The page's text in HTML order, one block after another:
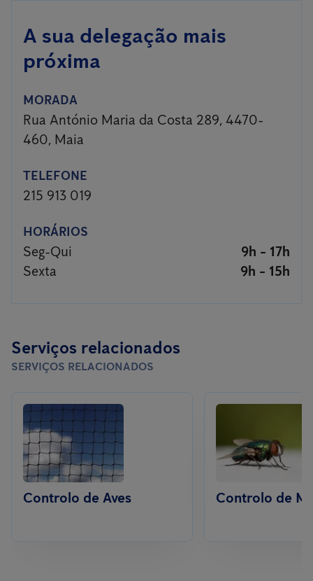
A sua delegação mais
próxima
MORADA
Rua António Maria da Costa 289, 4470-
460, Maia
TELEFONE
215 913 019
HORÁRIOS
Seg-Qui
9h - 17h
Sexta
9h - 15h
Serviços relacionados
SERVIÇOS RELACIONADOS
Controlo de Aves Controlo de